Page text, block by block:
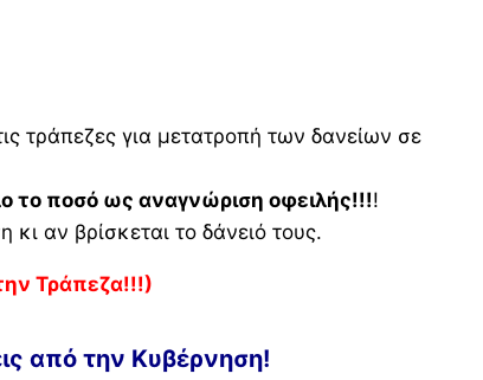
τράπεζες για μετατροπή των δανείων σε
το ποσό ως αναγνώριση οφειλής!!!!
αν βρίσκεται το δάνειό τους.
Τράπεζα!!!)
από την Κυβέρνηση!